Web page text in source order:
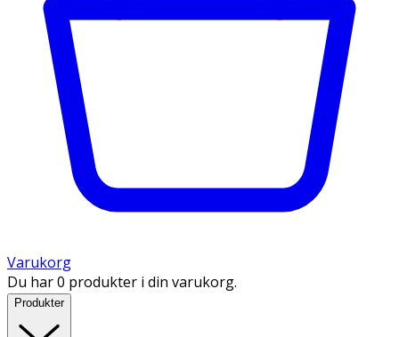
Varukorg
Du har 0 produkter i din varukorg.
Produkter